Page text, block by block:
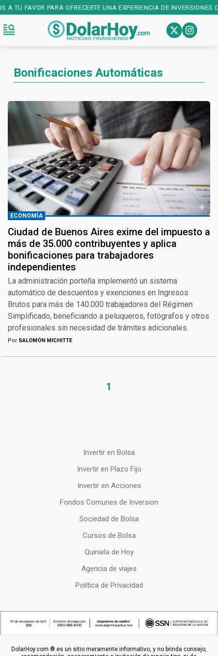
TU FAVOR PARA OFRECERTE UNA EXPERIENCIA DE INVERSIONES
Bonificaciones Automáticas
ECONOMÍA
Ciudad de Buenos Aires exime del impuesto a
más de 35.000 contribuyentes y aplica
bonificaciones para trabajadores
independientes
La administración porteña implementó un sistema
automático de descuentos y exenciones en Ingresos
Brutos para más de 140.000 trabajadores del Régimen
Simplificado, beneficiando a peluqueros, fotógrafos y otros
profesionales sin necesidad de trámites adicionales.
Por SALOMÓN MICHITTE
1
Invertir en Bolsa
Invertir en Plazo Fijo
Invertir en Acciones
Fondos Comunes de Inversion
Sociedad de Bolsa
Cursos de Bolsa
Quiniela de Hoy
Agencia de viajes
Política de Privacidad
DolarHoy.com ® es un sitio meramente informativo, y no brinda consejo,